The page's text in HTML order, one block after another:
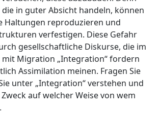
in guter Absicht handeln, können
Haltungen reproduzieren und
verfestigen. Diese Gefahr
gesellschaftliche Diskurse, die im
mit Migration „Integration“ fordern
Assimilation meinen. Fragen Sie
unter „Integration“ verstehen und
auf welcher Weise von wem